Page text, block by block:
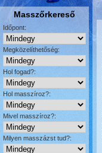
Masszőrkereső
Időpont:
Megközelíthetőség:
Hol fogad?:
Hol masszíroz?:
Mivel masszíroz?:
Milyen masszázst tud?: